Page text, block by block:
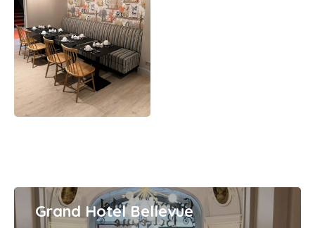
Grand Hotel Bellevue